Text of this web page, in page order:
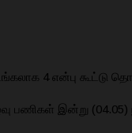
4 என்பு கூட்டு
பணிகள் இன்று (04.05)